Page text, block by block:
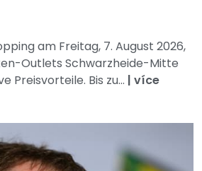
am Freitag, 7. August 2026,
Outlets Schwarzheide-Mitte
Preisvorteile. Bis zu... | více